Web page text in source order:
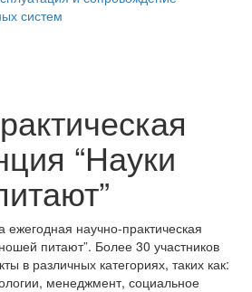
систем
“Науки
научно-практическая
питают”. Более 30 участников
в различных категориях, таких как:
менеджмент, социальное